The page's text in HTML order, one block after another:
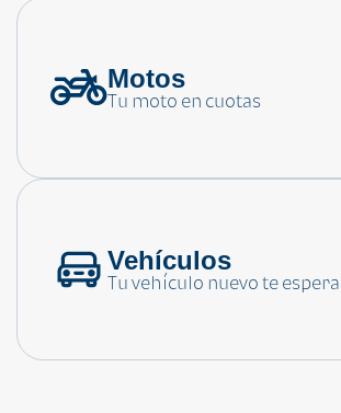
¿Necesitas ayuda?
Motos
Tu moto en cuotas
Vehículos
Tu vehículo nuevo te espera